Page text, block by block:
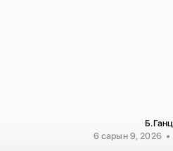
6 сарын 9, 2026